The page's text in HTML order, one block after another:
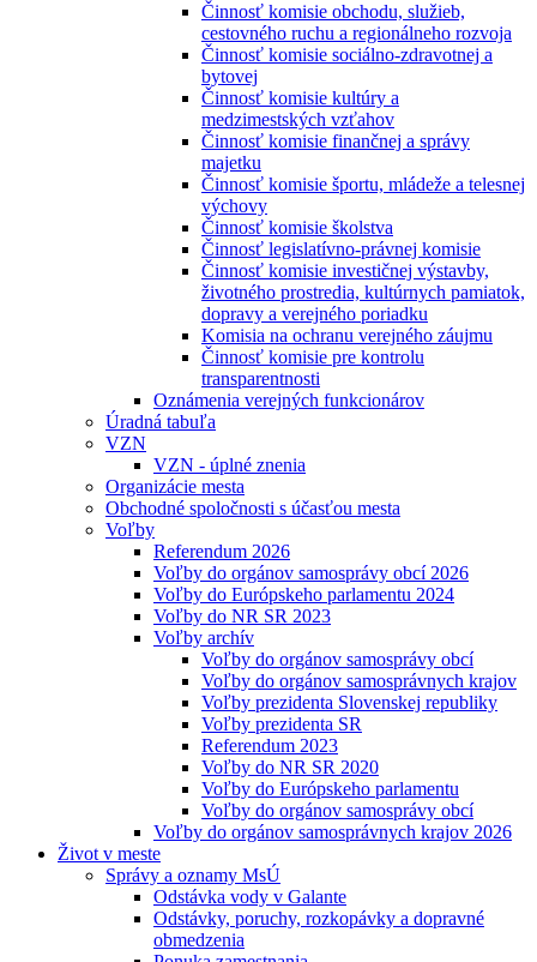
Činnosť komisie obchodu, služieb,
cestovného ruchu a regionálneho rozvoja
Činnosť komisie sociálno-zdravotnej a
bytovej
Činnosť komisie kultúry a
medzimestských vzťahov
Činnosť komisie finančnej a správy
majetku
Činnosť komisie športu, mládeže a telesnej
výchovy
Činnosť komisie školstva
Činnosť legislatívno-právnej komisie
Činnosť komisie investičnej výstavby,
životného prostredia, kultúrnych pamiatok,
dopravy a verejného poriadku
Komisia na ochranu verejného záujmu
Činnosť komisie pre kontrolu
transparentnosti
Oznámenia verejných funkcionárov
Úradná tabuľa
VZN
VZN - úplné znenia
Organizácie mesta
Obchodné spoločnosti s účasťou mesta
Voľby
Referendum 2026
Voľby do orgánov samosprávy obcí 2026
Voľby do Európskeho parlamentu 2024
Voľby do NR SR 2023
Voľby archív
Voľby do orgánov samosprávy obcí
Voľby do orgánov samosprávnych krajov
Voľby prezidenta Slovenskej republiky
Voľby prezidenta SR
Referendum 2023
Voľby do NR SR 2020
Voľby do Európskeho parlamentu
Voľby do orgánov samosprávy obcí
Voľby do orgánov samosprávnych krajov 2026
Život v meste
Správy a oznamy MsÚ
Odstávka vody v Galante
Odstávky, poruchy, rozkopávky a dopravné
obmedzenia